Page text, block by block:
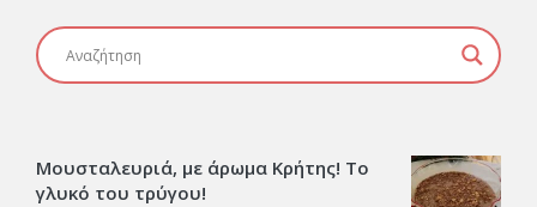
Μουσταλευριά, με άρωμα Κρήτης! Το
γλυκό του τρύγου!